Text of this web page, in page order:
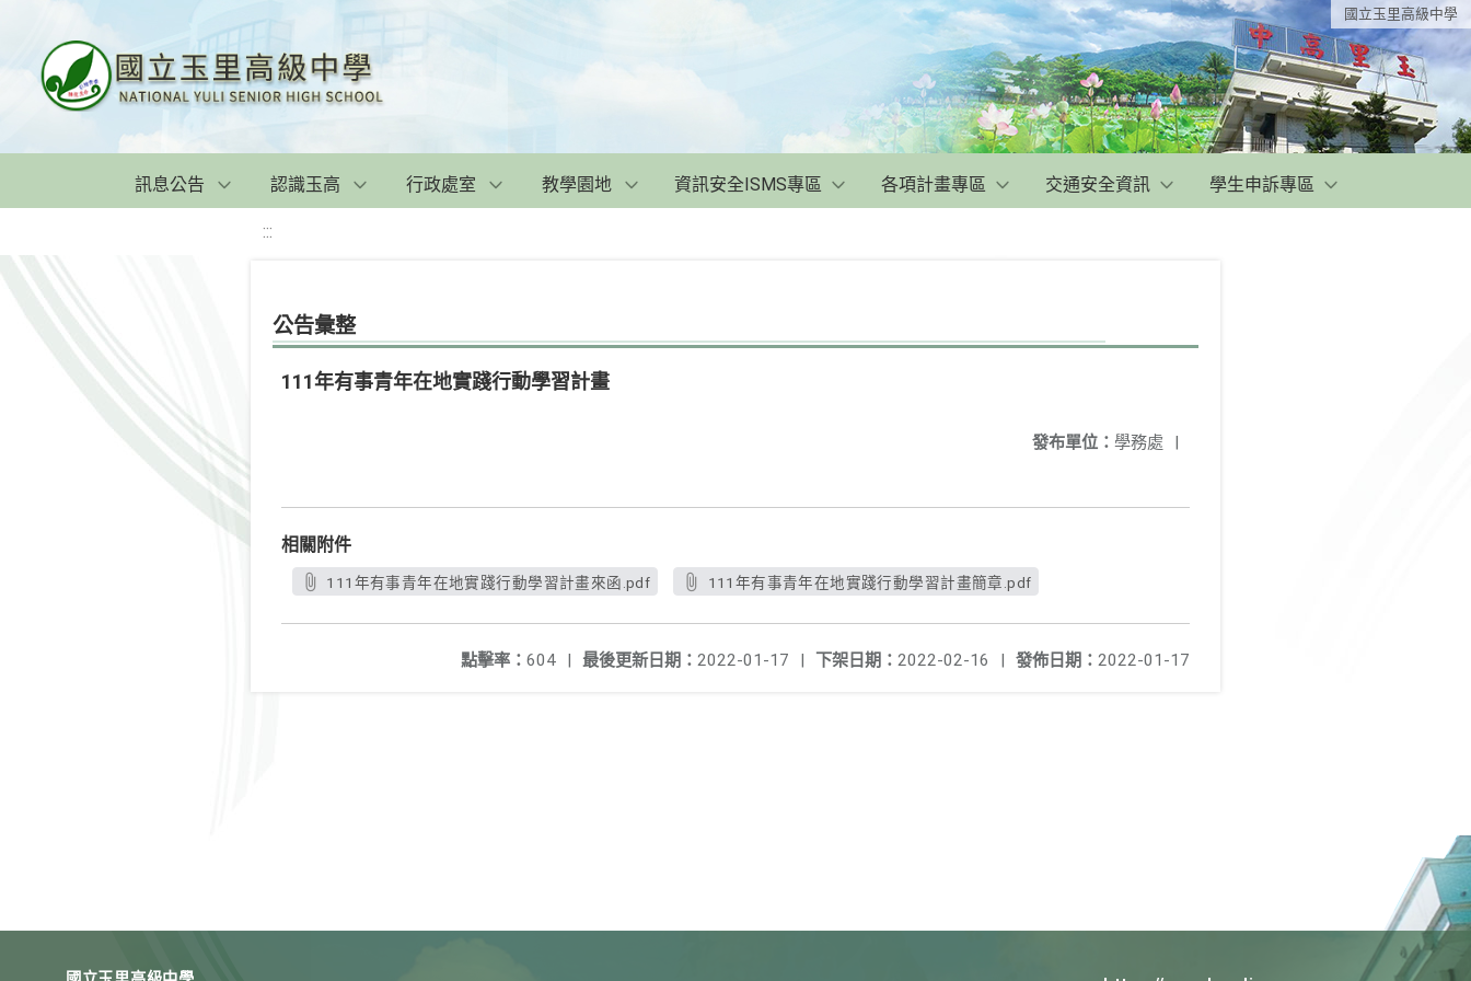
國立玉里高級中學
訊息公告 認識玉高 行政處室 教學園地 資訊安全ISMS專區 各項計畫專區 交通安全資訊 學生申訴專區
:::
公告彙整
111年有事青年在地實踐行動學習計畫
發布單位： 學務處 |
相關附件
111年有事青年在地實踐行動學習計畫來函.pdf 111年有事青年在地實踐行動學習計畫簡章.pdf
發佈日期： 2022-01-17
下架日期： 2022-02-16 |
最後更新日期： 2022-01-17 |
點擊率： 604 |